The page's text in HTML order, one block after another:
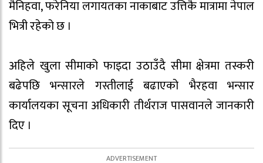
मैनिहवा, फरेनिया लगायतका नाकाबाट उत्तिकै मात्रामा नेपाल
भित्री रहेको छ ।
अहिले खुला सीमाको फाइदा उठाउँदै सीमा क्षेत्रमा तस्करी
बढेपछि भन्सारले गस्तीलाई बढाएको भैरहवा भन्सार
कार्यालयका सूचना अधिकारी तीर्थराज पासवानले जानकारी
दिए ।